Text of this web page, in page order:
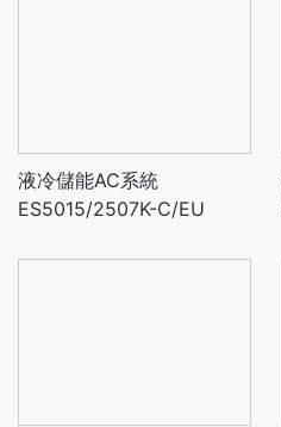
液冷儲能AC系統
ES5015/2507K-C/EU